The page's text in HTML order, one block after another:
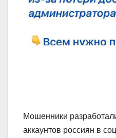
Мошенники
аккаунтов россиян в